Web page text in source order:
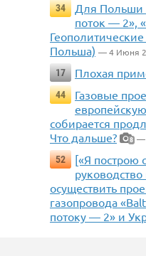
34
Для Польши
поток — 2»,
Польша) — 4 Июня
17
Плохая
44
Газовые
собирается
Что дальше?
8 —
52
[«Я построю
осуществить
газопровода
потоку — 2» и